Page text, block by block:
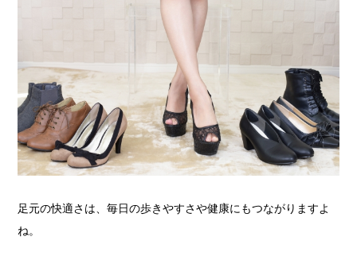
足元の快適さは、毎日の歩きやすさや健康にもつながりますよ
ね。